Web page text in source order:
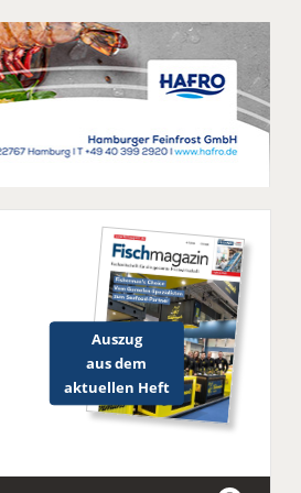
Auszug
aus dem
aktuellen Heft